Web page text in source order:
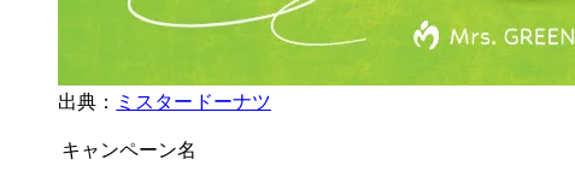
出典： ミスタードーナツ
キャンペーン名